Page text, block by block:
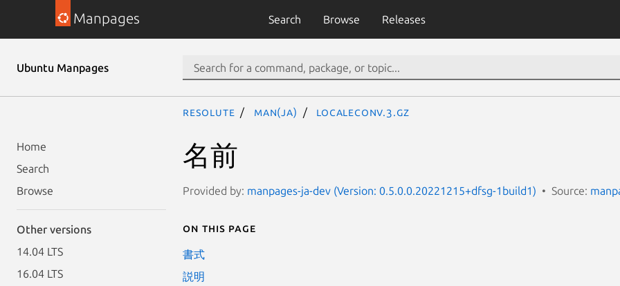
Manpages Search Browse Releases
Ubuntu Manpages
Home
Search
Browse
Other versions
14.04 LTS
16.04 LTS
resolute man(ja) localeconv.3.gz
名前
Provided by: manpages-ja-dev (Version: 0.5.0.0.20221215+dfsg-1build1) Source:
On this page
書式
説明